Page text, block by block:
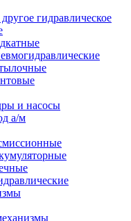
гидравлическое
и насосы
а/м